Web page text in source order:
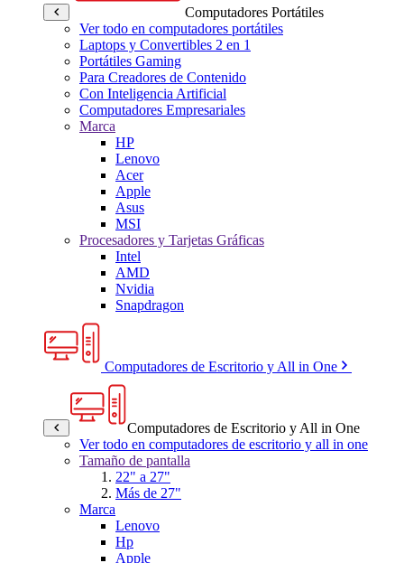
Computadores Portátiles
Ver todo en computadores portátiles
Laptops y Convertibles 2 en 1
Portátiles Gaming
Para Creadores de Contenido
Con Inteligencia Artificial
Computadores Empresariales
Marca
HP
Lenovo
Acer
Apple
Asus
MSI
Procesadores y Tarjetas Gráficas
Intel
AMD
Nvidia
Snapdragon
Computadores de Escritorio y All in One
Computadores de Escritorio y All in One
Ver todo en computadores de escritorio y all in one
Tamaño de pantalla
22" a 27"
Más de 27"
Marca
Lenovo
Hp
Apple